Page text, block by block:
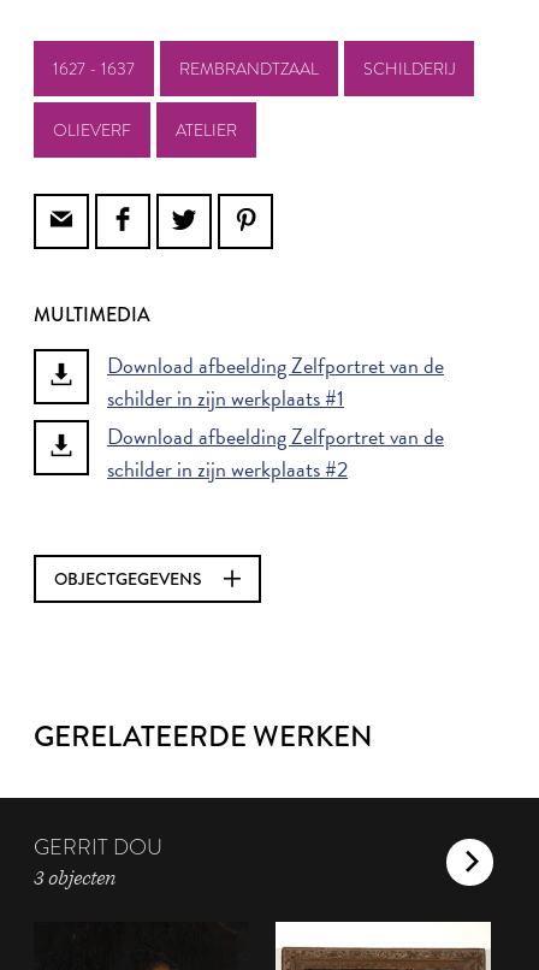
1627 - 1637 REMBRANDTZAAL SCHILDERIJ
OLIEVERF ATELIER
MULTIMEDIA
Download afbeelding Zelfportret van de
schilder in zijn werkplaats #1
Download afbeelding Zelfportret van de
schilder in zijn werkplaats #2
OBJECTGEGEVENS
GERELATEERDE WERKEN
GERRIT DOU
3 objecten